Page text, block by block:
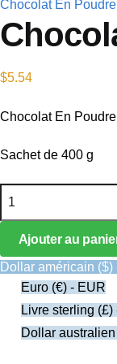
Chocolat En
$5.54
Chocolat En
Sachet de 400 g
quantité de
Ajouter au
Dollar américain ($)
Euro (€) - EUR
Livre sterling (£)
Dollar